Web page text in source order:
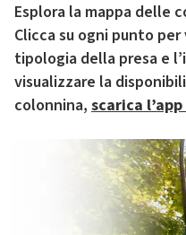
Esplora la mappa delle
Clicca su ogni punto
tipologia della presa e
visualizzare la
colonnina, scarica